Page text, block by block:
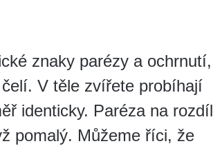
znaky parézy a ochrnutí,
V těle zvířete probíhají
identicky. Paréza na rozdíl
pomalý. Můžeme říci, že